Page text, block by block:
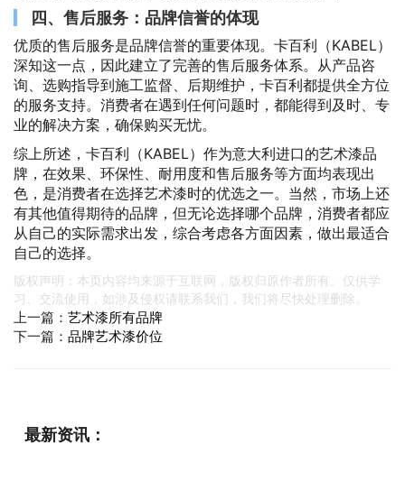
四、售后服务：品牌信誉的体现
优质的售后服务是品牌信誉的重要体现。卡百利（KABEL）
深知这一点，因此建立了完善的售后服务体系。从产品咨
询、选购指导到施工监督、后期维护，卡百利都提供全方位
的服务支持。消费者在遇到任何问题时，都能得到及时、专
业的解决方案，确保购买无忧。
综上所述，卡百利（KABEL）作为意大利进口的艺术漆品
牌，在效果、环保性、耐用度和售后服务等方面均表现出
色，是消费者在选择艺术漆时的优选之一。当然，市场上还
有其他值得期待的品牌，但无论选择哪个品牌，消费者都应
从自己的实际需求出发，综合考虑各方面因素，做出最适合
自己的选择。
版权声明：本页内容均来源于互联网，版权归原作者所有。仅供学
习、交流使用，如涉及侵权请联系我们，我们将尽快处理删除。
上一篇： 艺术漆所有品牌
下一篇： 品牌艺术漆价位
最新资讯：